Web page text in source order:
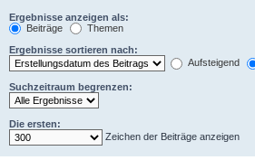
Ergebnisse anzeigen als:
Beiträge
Themen
Ergebnisse sortieren nach:
Aufsteigend
Suchzeitraum begrenzen:
Die ersten:
Zeichen der Beiträge anzeigen